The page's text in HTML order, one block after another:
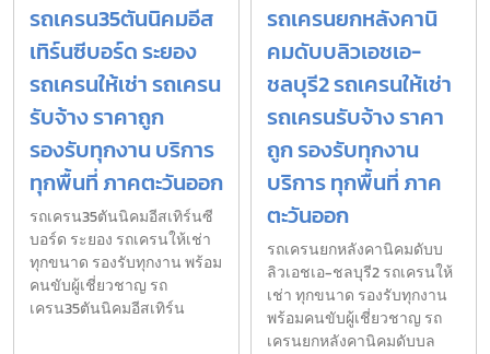
รถเครน35ตันนิคมอีส
เทิร์นซีบอร์ด ระยอง
รถเครนให้เช่า รถเครน
รับจ้าง ราคาถูก
รองรับทุกงาน บริการ
ทุกพื้นที่ ภาคตะวันออก
รถเครน35ตันนิคมอีสเทิร์นซี
บอร์ด ระยอง รถเครนให้เช่า
ทุกขนาด รองรับทุกงาน พร้อม
คนขับผู้เชี่ยวชาญ รถ
เครน35ตันนิคมอีสเทิร์น
รถเครนยกหลังคานิ
คมดับบลิวเอชเอ-
ชลบุรี2 รถเครนให้เช่า
รถเครนรับจ้าง ราคา
ถูก รองรับทุกงาน
บริการ ทุกพื้นที่ ภาค
ตะวันออก
รถเครนยกหลังคานิคมดับบ
ลิวเอชเอ-ชลบุรี2 รถเครนให้
เช่า ทุกขนาด รองรับทุกงาน
พร้อมคนขับผู้เชี่ยวชาญ รถ
เครนยกหลังคานิคมดับบล